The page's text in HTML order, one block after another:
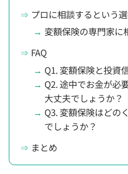
プロに相談するという
変額保険の専門家に
FAQ
Q1. 変額保険と投資
Q2. 途中でお金が必
大丈夫でしょうか？
Q3. 変額保険はどの
でしょうか？
まとめ